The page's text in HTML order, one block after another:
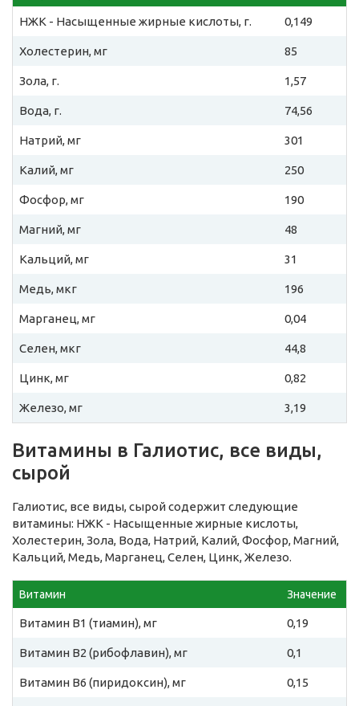
НЖК - Насыщенные жирные кислоты, г. 0,149
Холестерин, мг 85
Зола, г. 1,57
Вода, г. 74,56
Натрий, мг 301
Калий, мг 250
Фосфор, мг 190
Магний, мг 48
Кальций, мг 31
Медь, мкг 196
Марганец, мг 0,04
Селен, мкг 44,8
Цинк, мг 0,82
Железо, мг 3,19
Витамины в Галиотис, все виды,
сырой
Галиотис, все виды, сырой содержит следующие
витамины: НЖК - Насыщенные жирные кислоты,
Холестерин, Зола, Вода, Натрий, Калий, Фосфор, Магний,
Кальций, Медь, Марганец, Селен, Цинк, Железо.
Витамин Значение
Витамин B1 (тиамин), мг 0,19
Витамин B2 (рибофлавин), мг 0,1
Витамин B6 (пиридоксин), мг 0,15